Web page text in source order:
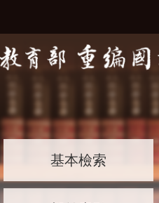
基本檢索